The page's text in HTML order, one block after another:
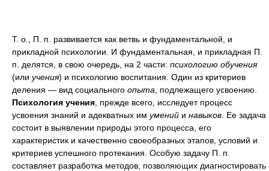
Т. о., П. п. развивается как ветвь и фундаментальной, и
прикладной психологии. И фундаментальная, и прикладная П.
п. делятся, в свою очередь, на 2 части: психологию обучения
(или учения) и психологию воспитания. Один из критериев
деления — вид социального опыта , подлежащего усвоению.
Психология учения , прежде всего, исследует процесс
усвоения знаний и адекватных им умений и навыков . Ее задача
состоит в выявлении природы этого процесса, его
характеристик и качественно своеобразных этапов, условий и
критериев успешного протекания. Особую задачу П. п.
составляет разработка методов, позволяющих диагностировать